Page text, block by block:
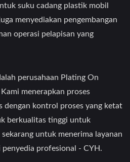
suku cadang plastik mobil
menyediakan pengembangan
operasi pelapisan yang
perusahaan Plating On
menerapkan proses
dengan kontrol proses yang ketat
berkualitas tinggi untuk
untuk menerima layanan
profesional - CYH.